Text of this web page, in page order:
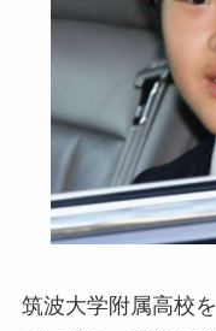
筑波大学附属高校